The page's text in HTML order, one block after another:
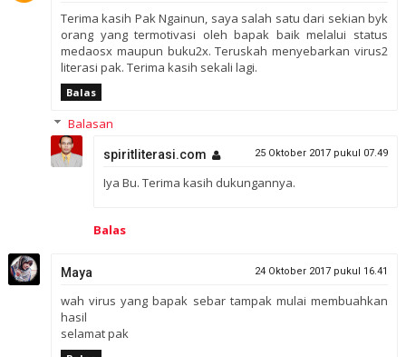
Terima kasih Pak Ngainun, saya salah satu dari sekian byk
orang yang termotivasi oleh bapak baik melalui status
medaosx maupun buku2x. Teruskah menyebarkan virus2
literasi pak. Terima kasih sekali lagi.
Balas
Balasan
spiritliterasi.com 25 Oktober 2017 pukul 07.49
Iya Bu. Terima kasih dukungannya.
Balas
Maya 24 Oktober 2017 pukul 16.41
wah virus yang bapak sebar tampak mulai membuahkan
hasil
selamat pak